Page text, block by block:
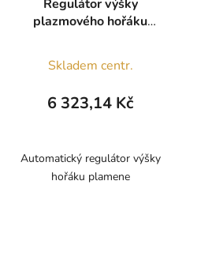
Regulátor výšky
plazmového hořáku
Skladem centr.
6 323,14 Kč
Automatický regulátor výšky
hořáku plamene